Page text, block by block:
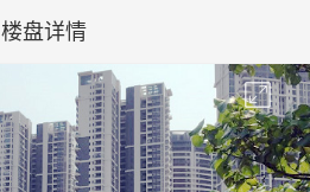
楼盘详情